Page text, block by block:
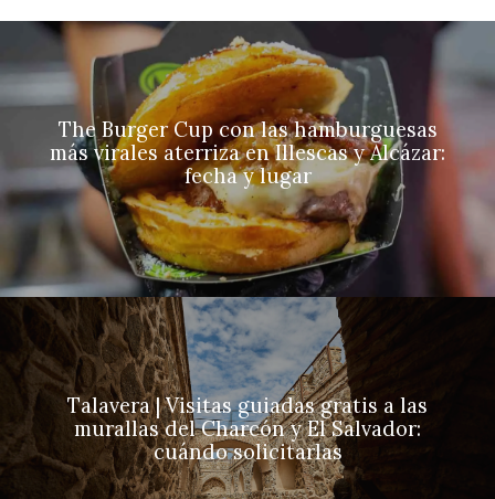
The Burger Cup con las hamburguesas
más virales aterriza en Illescas y Alcázar:
fecha y lugar
Talavera | Visitas guiadas gratis a las
murallas del Charcón y El Salvador:
cuándo solicitarlas